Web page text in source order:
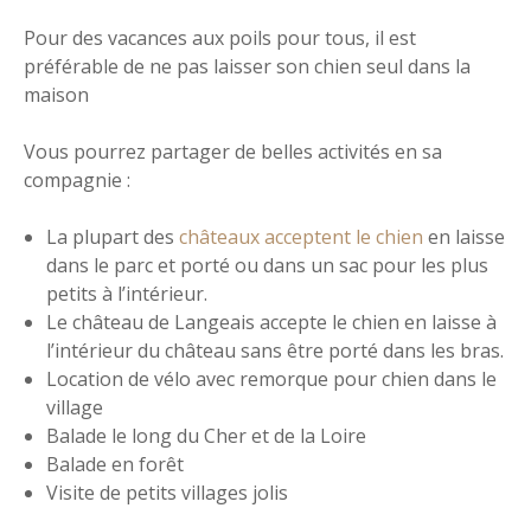
Pour des vacances aux poils pour tous, il est
préférable de ne pas laisser son chien seul dans la
maison
Vous pourrez partager de belles activités en sa
compagnie :
La plupart deschâteaux acceptent le chien en laisse
dans le parc et porté ou dans un sac pour les plus
petits à l’intérieur.
Le château de Langeais accepte le chien en laisse à
l’intérieur du château sans être porté dans les bras.
Location de vélo avec remorque pour chien dans le
village
Balade le long du Cher et de la Loire
Balade en forêt
Visite de petits villages jolis